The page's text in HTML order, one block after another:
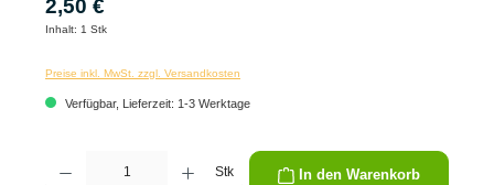
2,50 €
Inhalt: 1 Stk
Preise inkl. MwSt. zzgl. Versandkosten
Verfügbar, Lieferzeit: 1-3 Werktage
Produkt Anzahl: Gib den gewünschten Wert ein oder benutze die Schaltflächen um
Stk In den Warenkorb